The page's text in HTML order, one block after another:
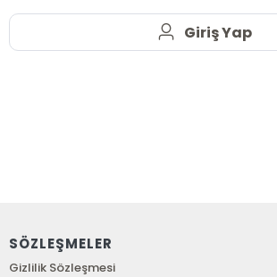
Giriş Yap
SÖZLEŞMELER
Gizlilik Sözleşmesi